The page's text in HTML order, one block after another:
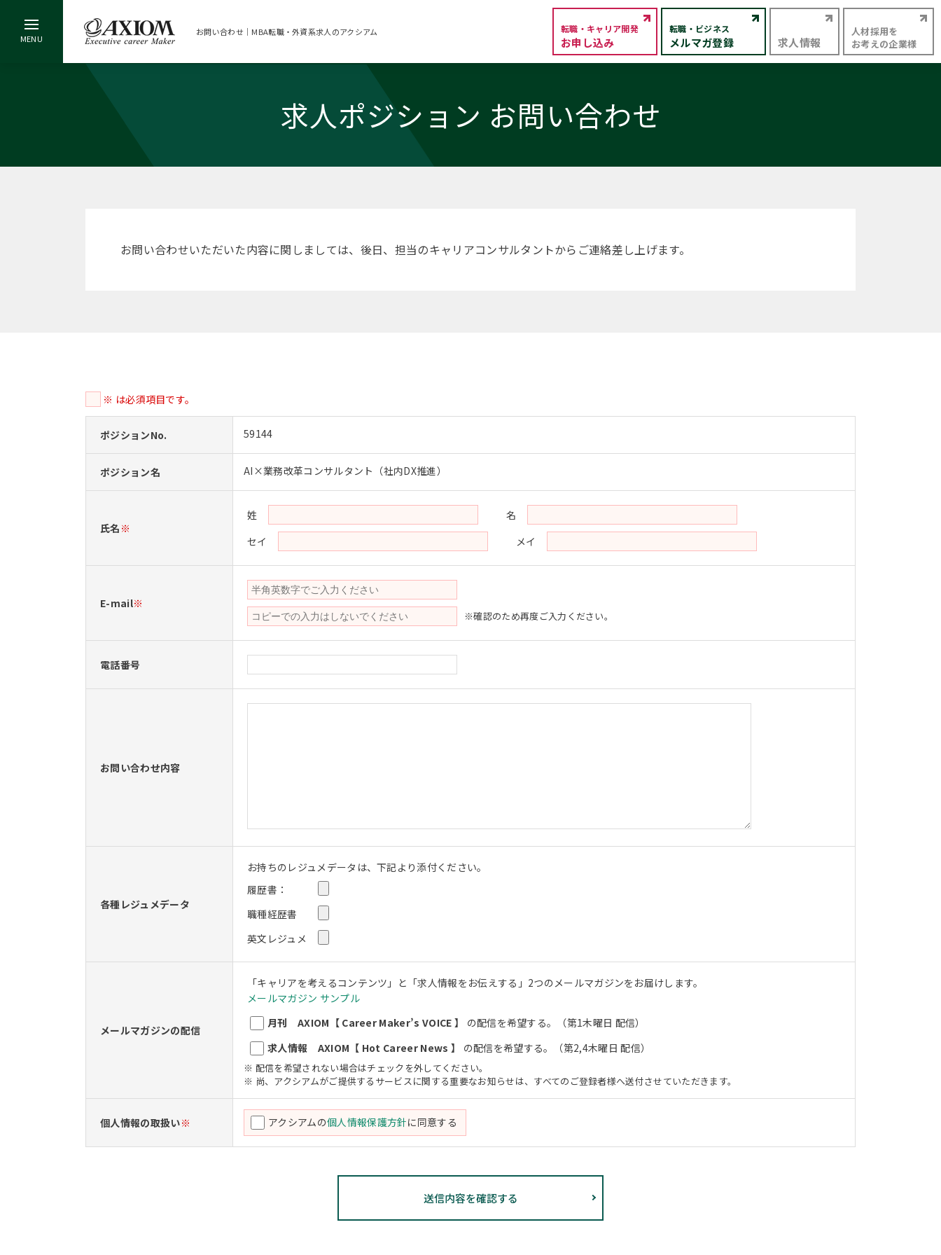
お問い合わせ｜MBA転職・外資系求人のアクシアム 転職・キャリア開発
お申し込み
転職・ビジネス
メルマガ登録 求人情報
人材採用を
お考えの企業様
求人ポジション お問い合わせ
お問い合わせいただいた内容に関しましては、後日、担当のキャリアコンサルタントからご連絡差し上げます。
※ は必須項目です。
ポジションNo. 59144
ポジション名 AI×業務改革コンサルタント（社内DX推進）
氏名 ※
姓
名
セイ
メイ
E-mail※
※確認のため再度ご入力ください。
電話番号
お問い合わせ内容
各種レジュメデータ
お持ちのレジュメデータは、下記より添付ください。
履歴書：
職種経歴書
英文レジュメ
メールマガジンの配信
「キャリアを考えるコンテンツ」と「求人情報をお伝えする」2つのメールマガジンをお届けします。
メールマガジン サンプル
月刊 AXIOM【 Career Maker’s VOICE 】
の配信を希望する。（第1木曜日 配信）
求人情報 AXIOM【 Hot Career News 】
の配信を希望する。（第2,4木曜日 配信）
※ 配信を希望されない場合はチェックを外してください。
※ 尚、アクシアムがご提供するサービスに関する重要なお知らせは、すべてのご登録者様へ送付させていただきます。
個人情報の取扱い※ アクシアムの個人情報保護方針に同意する